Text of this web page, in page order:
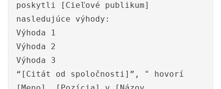
poskytli [Cieľové publikum]
nasledujúce výhody:
Výhoda 1
Výhoda 2
Výhoda 3
“[Citát od spoločnosti]”, " hovorí